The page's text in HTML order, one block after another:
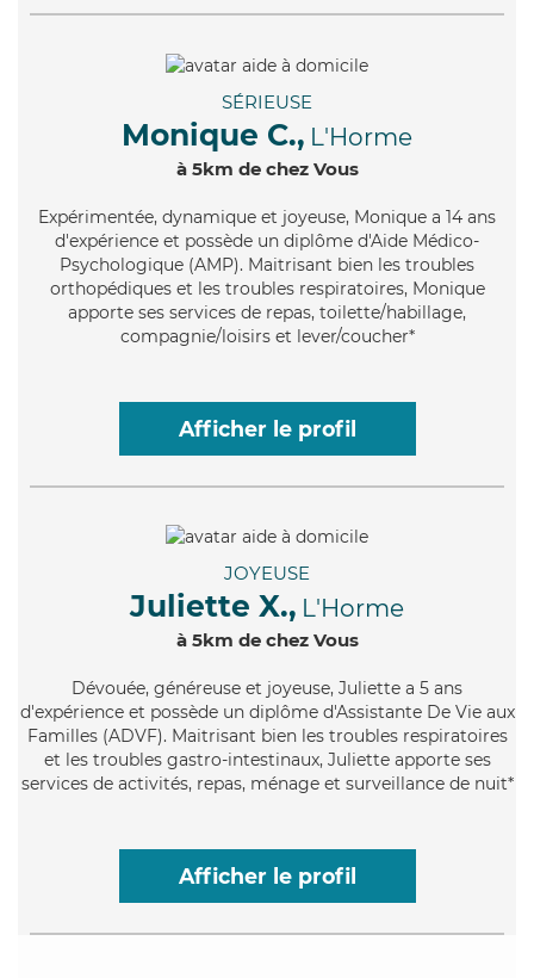
SÉRIEUSE
Monique C., L'Horme
à 5km de chez Vous
Expérimentée, dynamique et joyeuse, Monique a 14 ans
d'expérience et possède un diplôme d'Aide Médico-
Psychologique (AMP). Maitrisant bien les troubles
orthopédiques et les troubles respiratoires, Monique
apporte ses services de repas, toilette/habillage,
compagnie/loisirs et lever/coucher*
Afficher le profil
JOYEUSE
Juliette X., L'Horme
à 5km de chez Vous
Dévouée, généreuse et joyeuse, Juliette a 5 ans
d'expérience et possède un diplôme d'Assistante De Vie aux
Familles (ADVF). Maitrisant bien les troubles respiratoires
et les troubles gastro-intestinaux, Juliette apporte ses
services de activités, repas, ménage et surveillance de nuit*
Afficher le profil